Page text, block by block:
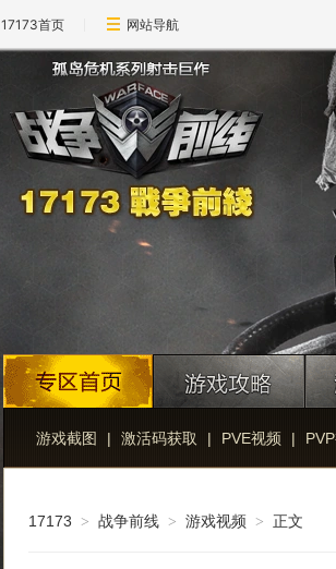
17173首页 网站导航
游戏截图 | 激活码获取 | PVE视频 |
17173 > 战争前线 > 游戏视频 > 正文